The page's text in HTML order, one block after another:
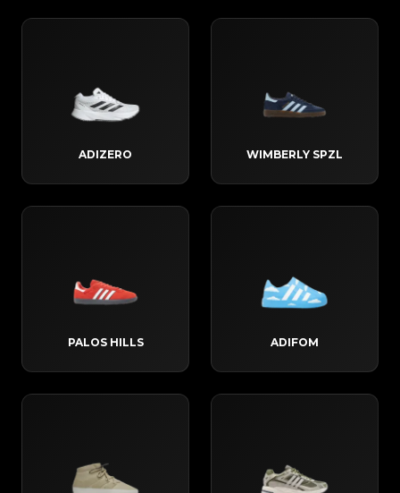
WIMBERLY SPZL
ADIZERO
ADIFOM
PALOS HILLS